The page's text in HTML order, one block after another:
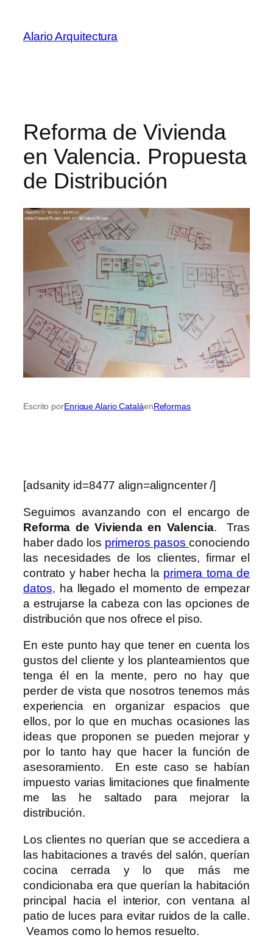
contenido
Alario Arquitectura
Reforma de Vivienda
en Valencia. Propuesta
de Distribución
Escrito porEnrique Alario CataláenReformas
[adsanity id=8477 align=aligncenter /]
Seguimos avanzando con el encargo de
Reforma de Vivienda en Valencia. Tras
haber dado los primeros pasos conociendo
las necesidades de los clientes, firmar el
contrato y haber hecha la primera toma de
datos, ha llegado el momento de empezar
a estrujarse la cabeza con las opciones de
distribución que nos ofrece el piso.
En este punto hay que tener en cuenta los
gustos del cliente y los planteamientos que
tenga él en la mente, pero no hay que
perder de vista que nosotros tenemos más
experiencia en organizar espacios que
ellos, por lo que en muchas ocasiones las
ideas que proponen se pueden mejorar y
por lo tanto hay que hacer la función de
asesoramiento. En este caso se habían
impuesto varias limitaciones que finalmente
me las he saltado para mejorar la
distribución.
Los clientes no querían que se accediera a
las habitaciones a través del salón, querían
cocina cerrada y lo que más me
condicionaba era que querían la habitación
principal hacia el interior, con ventana al
patio de luces para evitar ruidos de la calle.
Veamos como lo hemos resuelto.